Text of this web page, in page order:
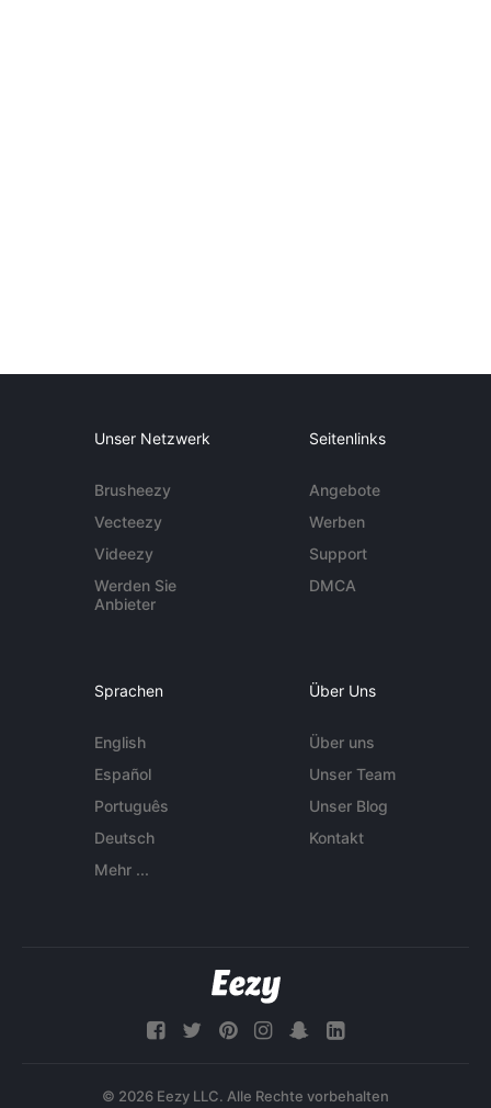
Unser Netzwerk
Brusheezy
Vecteezy
Videezy
Werden Sie
Anbieter
Seitenlinks
Angebote
Werben
Support
DMCA
Sprachen
English
Español
Português
Deutsch
Mehr ...
Über Uns
Über uns
Unser Team
Unser Blog
Kontakt
© 2026 Eezy LLC. Alle Rechte vorbehalten